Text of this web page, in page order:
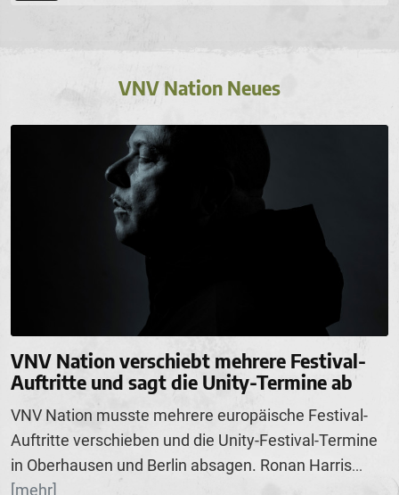
VNV Nation Neues
VNV Nation verschiebt mehrere Festival-
Auftritte und sagt die Unity-Termine ab
VNV Nation musste mehrere europäische Festival-
Auftritte verschieben und die Unity-Festival-Termine
in Oberhausen und Berlin absagen. Ronan Harris...
[mehr]